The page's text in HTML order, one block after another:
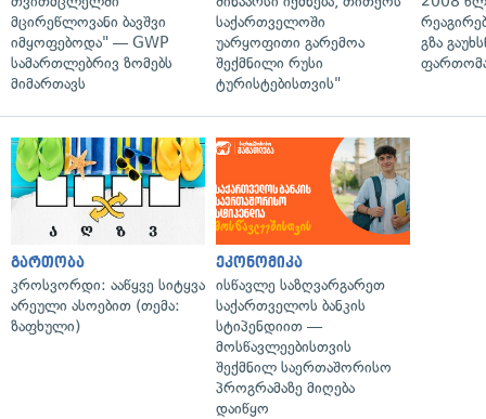
მცირეწლოვანი ბავშვი
იმყოფებოდა" — GWP
სამართლებრივ ზომებს
მიმართავს
საქართველოში
უარყოფითი გარემოა
შექმნილი რუსი
ტურისტებისთვის"
გზა
გართობა
კროსვორდი: ააწყვე სიტყვა
არეული ასოებით (თემა:
ზაფხული)
ეკონომიკა
ისწავლე საზღვარგარეთ
საქართველოს ბანკის
სტიპენდიით —
მოსწავლეებისთვის
შექმნილ საერთაშორისო
პროგრამაზე მიღება
დაიწყო